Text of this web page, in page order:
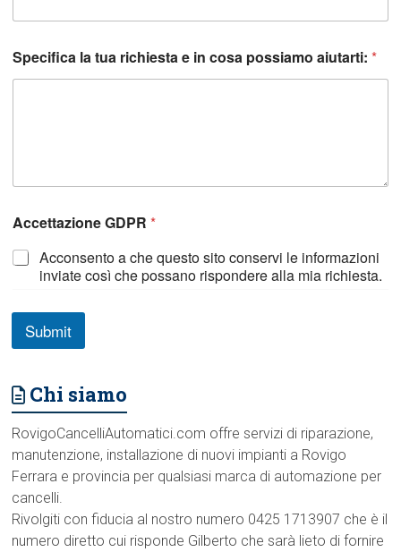
o
g
e
f
o
n
o
Specifica la tua richiesta e in cosa possiamo aiutarti:*
Accettazione GDPR*
Acconsento a che questo sito conservi le informazioni
inviate così che possano rispondere alla mia richiesta.
Submit
Chi siamo
RovigoCancelliAutomatici.com offre servizi di riparazione,
manutenzione, installazione di nuovi impianti a Rovigo
Ferrara e provincia per qualsiasi marca di automazione per
cancelli.
Rivolgiti con fiducia al nostro numero 0425 1713907 che è il
numero diretto cui risponde Gilberto che sarà lieto di fornire